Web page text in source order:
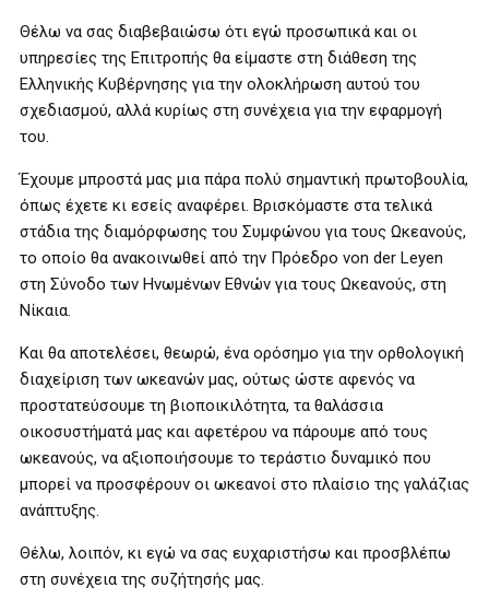
Θέλω να σας διαβεβαιώσω ότι εγώ προσωπικά και οι
υπηρεσίες της Επιτροπής θα είμαστε στη διάθεση της
Ελληνικής Κυβέρνησης για την ολοκλήρωση αυτού του
σχεδιασμού, αλλά κυρίως στη συνέχεια για την εφαρμογή
του.
Έχουμε μπροστά μας μια πάρα πολύ σημαντική πρωτοβουλία,
όπως έχετε κι εσείς αναφέρει. Βρισκόμαστε στα τελικά
στάδια της διαμόρφωσης του Συμφώνου για τους Ωκεανούς,
το οποίο θα ανακοινωθεί από την Πρόεδρο von der Leyen
στη Σύνοδο των Ηνωμένων Εθνών για τους Ωκεανούς, στη
Νίκαια.
Και θα αποτελέσει, θεωρώ, ένα ορόσημο για την ορθολογική
διαχείριση των ωκεανών μας, ούτως ώστε αφενός να
προστατεύσουμε τη βιοποικιλότητα, τα θαλάσσια
οικοσυστήματά μας και αφετέρου να πάρουμε από τους
ωκεανούς, να αξιοποιήσουμε το τεράστιο δυναμικό που
μπορεί να προσφέρουν οι ωκεανοί στο πλαίσιο της γαλάζιας
ανάπτυξης.
Θέλω, λοιπόν, κι εγώ να σας ευχαριστήσω και προσβλέπω
στη συνέχεια της συζήτησής μας.